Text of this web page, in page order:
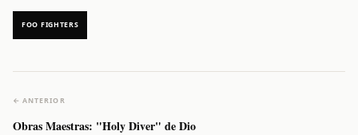
FOO FIGHTERS
← ANTERIOR
Obras Maestras: "Holy Diver" de Dio